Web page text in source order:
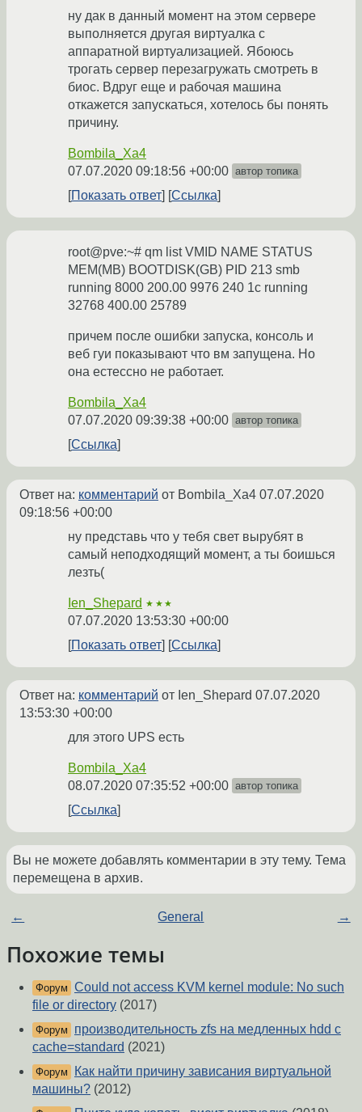
ну дак в данный момент на этом сервере
выполняется другая виртуалка с
аппаратной виртуализацией. Ябоюсь
трогать сервер перезагружать смотреть в
биос. Вдруг еще и рабочая машина
откажется запускаться, хотелось бы понять
причину.
Bombila_Xa4
07.07.2020 09:18:56 +00:00 автор топика
Показать ответ Ссылка
root@pve:~# qm list VMID NAME STATUS
MEM(MB) BOOTDISK(GB) PID 213 smb
running 8000 200.00 9976 240 1c running
32768 400.00 25789
причем после ошибки запуска, консоль и
веб гуи показывают что вм запущена. Но
она естессно не работает.
Bombila_Xa4
07.07.2020 09:39:38 +00:00 автор топика
Ссылка
Ответ на: комментарий от Bombila_Xa4 07.07.2020
09:18:56 +00:00
ну представь что у тебя свет вырубят в
самый неподходящий момент, а ты боишься
лезть(
Ien_Shepard ★★★
07.07.2020 13:53:30 +00:00
Показать ответ
Ссылка
Ответ на: комментарий от Ien_Shepard 07.07.2020
13:53:30 +00:00
для этого UPS есть
Bombila_Xa4
08.07.2020 07:35:52 +00:00 автор топика
Ссылка
Вы не можете добавлять комментарии в эту тему. Тема
перемещена в архив.
← General →
Похожие темы
Форум Could not access KVM kernel module: No such
file or directory (2017)
Форум
производительность zfs на медленных hdd с
cache=standard (2021)
Форум
Как найти причину зависания виртуальной
машины? (2012)